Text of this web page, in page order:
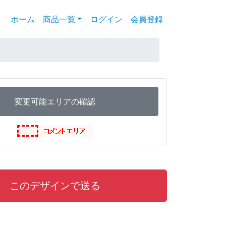
ホーム (current)
商品一覧 ログイン 会員登録